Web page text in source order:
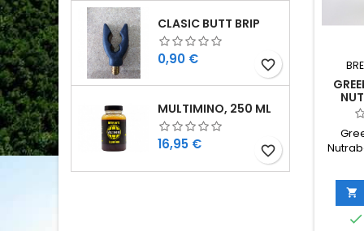
CLASIC BUTT BRIP
Cijena
0,90 € favorite_border
MULTIMINO, 250 ML
Cijena
16,95 € favorite_border

